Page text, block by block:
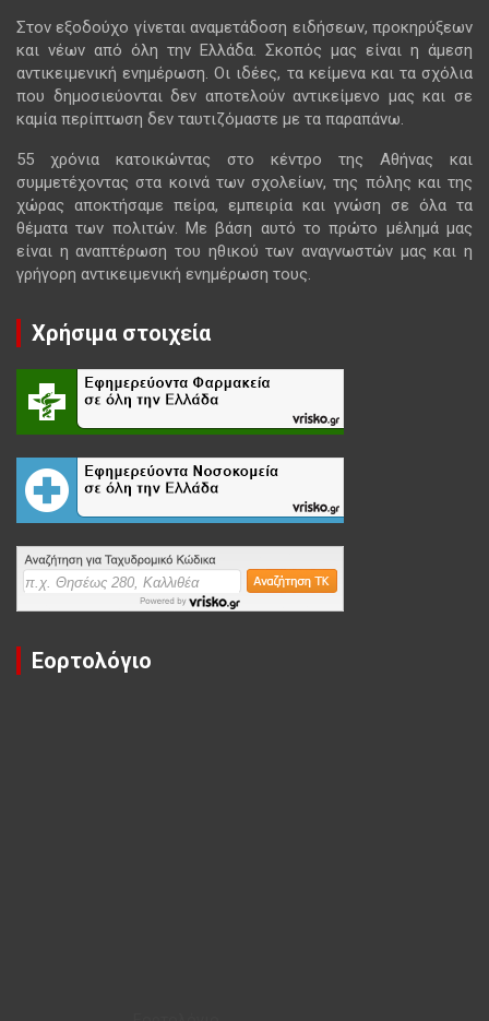
Στον εξοδούχο γίνεται αναμετάδοση ειδήσεων, προκηρύξεων
και νέων από όλη την Ελλάδα. Σκοπός μας είναι η άμεση
αντικειμενική ενημέρωση. Οι ιδέες, τα κείμενα και τα σχόλια
που δημοσιεύονται δεν αποτελούν αντικείμενο μας και σε
καμία περίπτωση δεν ταυτιζόμαστε με τα παραπάνω.
55 χρόνια κατοικώντας στο κέντρο της Αθήνας και
συμμετέχοντας στα κοινά των σχολείων, της πόλης και της
χώρας αποκτήσαμε πείρα, εμπειρία και γνώση σε όλα τα
θέματα των πολιτών. Με βάση αυτό το πρώτο μέλημά μας
είναι η αναπτέρωση του ηθικού των αναγνωστών μας και η
γρήγορη αντικειμενική ενημέρωση τους.
Χρήσιμα στοιχεία
Εορτολόγιο